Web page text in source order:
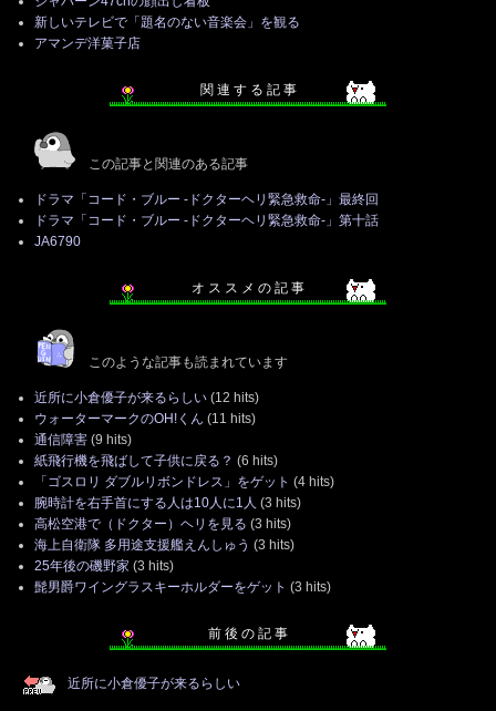
新しいテレビで「題名のない音楽会」を観る
アマンデ洋菓子店
関 連 す る 記 事
この記事と関連のある記事
ドラマ「コード・ブルー -ドクターヘリ緊急救命-」最終回
ドラマ「コード・ブルー -ドクターヘリ緊急救命-」第十話
JA6790
オ ス ス メ の 記 事
このような記事も読まれています
近所に小倉優子が来るらしい (12 hits)
ウォーターマークのOH!くん (11 hits)
通信障害 (9 hits)
紙飛行機を飛ばして子供に戻る？ (6 hits)
「ゴスロリ ダブルリボンドレス」をゲット (4 hits)
腕時計を右手首にする人は10人に1人 (3 hits)
高松空港で（ドクター）ヘリを見る (3 hits)
海上自衛隊 多用途支援艦えんしゅう (3 hits)
25年後の磯野家 (3 hits)
髭男爵ワイングラスキーホルダーをゲット (3 hits)
前 後 の 記 事
近所に小倉優子が来るらしい